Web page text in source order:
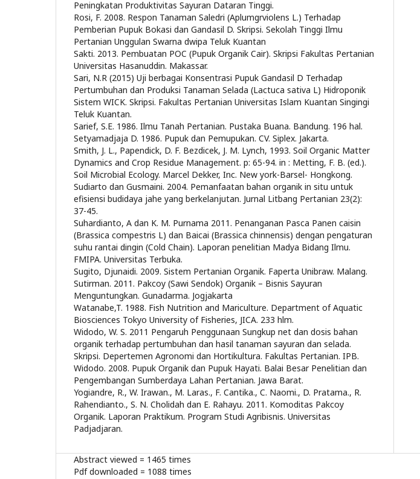
Peningkatan Produktivitas Sayuran Dataran Tinggi.
Rosi, F. 2008. Respon Tanaman Saledri (Aplumgrviolens L.) Terhadap
Pemberian Pupuk Bokasi dan Gandasil D. Skripsi. Sekolah Tinggi Ilmu
Pertanian Unggulan Swarna dwipa Teluk Kuantan
Sakti. 2013. Pembuatan POC (Pupuk Organik Cair). Skripsi Fakultas Pertanian
Universitas Hasanuddin. Makassar.
Sari, N.R (2015) Uji berbagai Konsentrasi Pupuk Gandasil D Terhadap
Pertumbuhan dan Produksi Tanaman Selada (Lactuca sativa L) Hidroponik
Sistem WICK. Skripsi. Fakultas Pertanian Universitas Islam Kuantan Singingi
Teluk Kuantan.
Sarief, S.E. 1986. Ilmu Tanah Pertanian. Pustaka Buana. Bandung. 196 hal.
Setyamadjaja D. 1986. Pupuk dan Pemupukan. CV. Siplex. Jakarta.
Smith, J. L., Papendick, D. F. Bezdicek, J. M. Lynch, 1993. Soil Organic Matter
Dynamics and Crop Residue Management. p: 65-94. in : Metting, F. B. (ed.).
Soil Microbial Ecology. Marcel Dekker, Inc. New york-Barsel- Hongkong.
Sudiarto dan Gusmaini. 2004. Pemanfaatan bahan organik in situ untuk
efisiensi budidaya jahe yang berkelanjutan. Jurnal Litbang Pertanian 23(2):
37-45.
Suhardianto, A dan K. M. Purnama 2011. Penanganan Pasca Panen caisin
(Brassica compestris L) dan Baicai (Brassica chinnensis) dengan pengaturan
suhu rantai dingin (Cold Chain). Laporan penelitian Madya Bidang Ilmu.
FMIPA. Universitas Terbuka.
Sugito, Djunaidi. 2009. Sistem Pertanian Organik. Faperta Unibraw. Malang.
Sutirman. 2011. Pakcoy (Sawi Sendok) Organik – Bisnis Sayuran
Menguntungkan. Gunadarma. Jogjakarta
Watanabe,T. 1988. Fish Nutrition and Mariculture. Department of Aquatic
Biosciences Tokyo University of Fisheries, JICA. 233 hlm.
Widodo, W. S. 2011 Pengaruh Penggunaan Sungkup net dan dosis bahan
organik terhadap pertumbuhan dan hasil tanaman sayuran dan selada.
Skripsi. Depertemen Agronomi dan Hortikultura. Fakultas Pertanian. IPB.
Widodo. 2008. Pupuk Organik dan Pupuk Hayati. Balai Besar Penelitian dan
Pengembangan Sumberdaya Lahan Pertanian. Jawa Barat.
Yogiandre, R., W. Irawan., M. Laras., F. Cantika., C. Naomi., D. Pratama., R.
Rahendianto., S. N. Cholidah dan E. Rahayu. 2011. Komoditas Pakcoy
Organik. Laporan Praktikum. Program Studi Agribisnis. Universitas
Padjadjaran.
Abstract viewed = 1465 times
Pdf downloaded = 1088 times